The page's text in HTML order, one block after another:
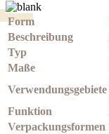
Form
Beschreibung
Typ
Maße
Verwendungsgebiete
Funktion
Verpackungsformen